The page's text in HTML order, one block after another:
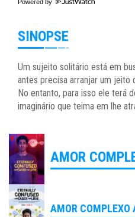
Powered by
SINOPSE
Um sujeito solitário está em
antes precisa arranjar um jeito
No entanto, para isso ele terá
imaginário que teima em lhe
AMOR
AMOR COMPLEXO